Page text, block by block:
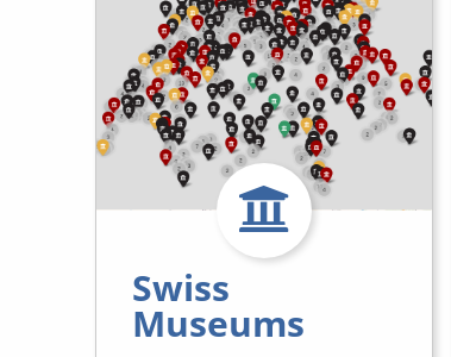
Swiss
Museums